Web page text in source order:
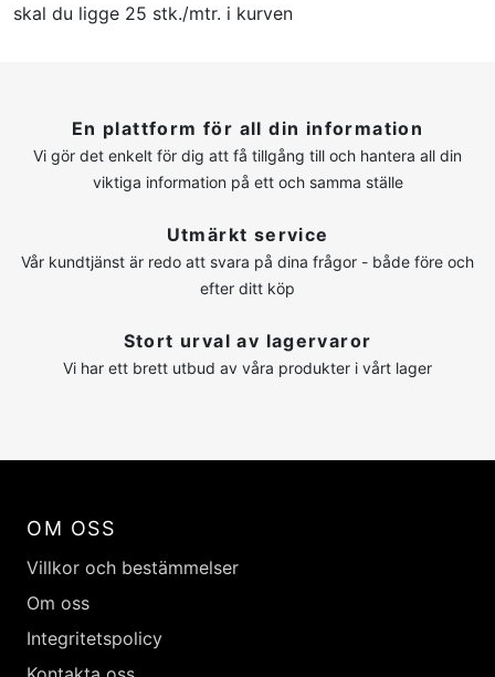
skal du ligge 25 stk./mtr. i kurven
En plattform för all din information
Vi gör det enkelt för dig att få tillgång till och hantera all din
viktiga information på ett och samma ställe
Utmärkt service
Vår kundtjänst är redo att svara på dina frågor - både före och
efter ditt köp
Stort urval av lagervaror
Vi har ett brett utbud av våra produkter i vårt lager
OM OSS
Villkor och bestämmelser
Om oss
Integritetspolicy